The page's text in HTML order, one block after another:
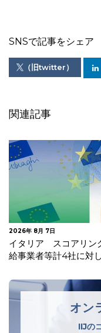
SNSで記事をシェア
（旧twitter）
関連記事
2026年 7月 30日
オランダデータ保護
GDPRガイドラインを
オン
IIJの